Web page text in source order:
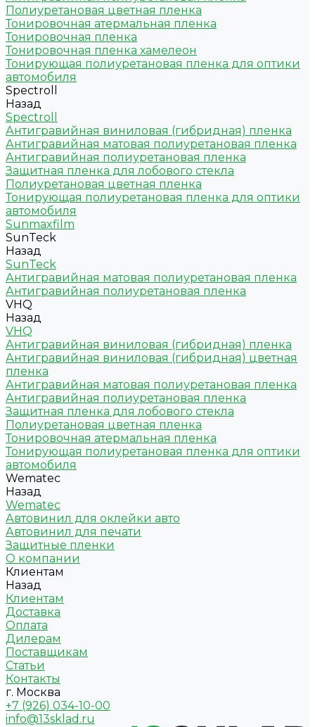
Полиуретановая цветная пленка
Тонировочная атермальная пленка
Тонировочная пленка
Тонировочная пленка хамелеон
Тонирующая полиуретановая пленка для оптики
автомобиля
Spectroll
Назад
Spectroll
Антигравийная виниловая (гибридная) пленка
Антигравийная матовая полиуретановая пленка
Антигравийная полиуретановая пленка
Защитная пленка для лобового стекла
Полиуретановая цветная пленка
Тонирующая полиуретановая пленка для оптики
автомобиля
Sunmaxfilm
SunTeck
Назад
SunTeck
Антигравийная матовая полиуретановая пленка
Антигравийная полиуретановая пленка
VHQ
Назад
VHQ
Антигравийная виниловая (гибридная) пленка
Антигравийная виниловая (гибридная) цветная
пленка
Антигравийная матовая полиуретановая пленка
Антигравийная полиуретановая пленка
Защитная пленка для лобового стекла
Полиуретановая цветная пленка
Тонировочная атермальная пленка
Тонирующая полиуретановая пленка для оптики
автомобиля
Wematec
Назад
Wematec
Автовинил для оклейки авто
Автовинил для печати
Защитные пленки
О компании
Клиентам
Назад
Клиентам
Доставка
Оплата
Дилерам
Поставщикам
Статьи
Контакты
г. Москва
+7 (926) 034-10-00
info@13sklad.ru